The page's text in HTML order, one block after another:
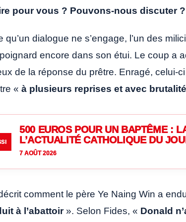
pour vous ? Pouvons-nous discuter ?
qu’un dialogue ne s’engage, l’un des
encore dans son étui. Le coup a
de la réponse du prêtre. Enragé, celui-
« à plusieurs reprises et avec
500 EUROS POUR UN BAPTÊME :
L’ACTUALITÉ CATHOLIQUE DU
7 AOÛT 2026
comment le père Ye Naing Win a
à l’abattoir». Selon Fides, « Donald